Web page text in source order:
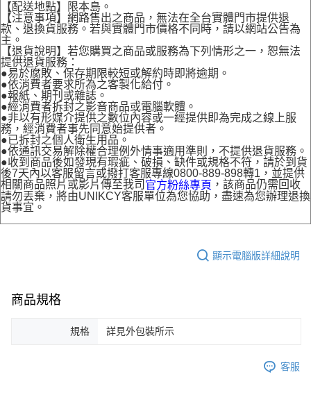
【配送地點】限本島。
【注意事項】網路售出之商品，無法在全台實體門市提供退
款、退換貨服務。若與實體門市價格不同時，請以網站公告為
主。
【退貨說明】若您購買之商品或服務為下列情形之一，恕無法
提供退貨服務：
●易於腐敗、保存期限較短或解約時即將逾期。
●依消費者要求所為之客製化給付。
●報紙、期刊或雜誌。
●經消費者拆封之影音商品或電腦軟體。
●非以有形媒介提供之數位內容或一經提供即為完成之線上服
務，經消費者事先同意始提供者。
●已拆封之個人衛生用品。
●依通訊交易解除權合理例外情事適用準則，不提供退貨服務。
●收到商品後如發現有瑕疵、破損、缺件或規格不符，請於到貨
後7天內以客服留言或撥打客服專線0800-889-898轉1，並提供
相關商品照片或影片傳至我司 官方粉絲專頁 ，該商品仍需回收
請勿丟棄，將由UNIKCY客服單位為您協助，盡速為您辦理退換
貨事宜。
顯示電腦版詳細說明
商品規格
規格 詳見外包裝所示
客服